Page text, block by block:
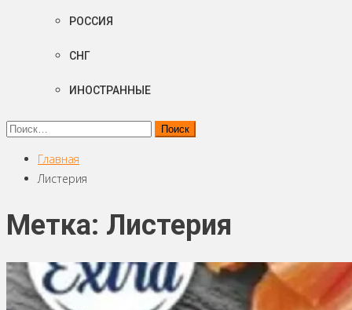
РОССИЯ
СНГ
ИНОСТРАННЫЕ
Найти:
Главная
Листерия
Метка: Листерия